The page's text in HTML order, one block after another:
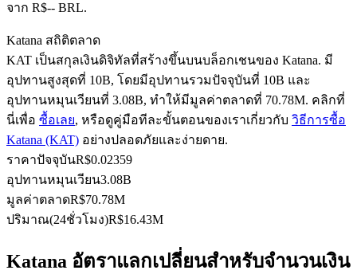
คัดลอกการซื้อขาย
เข้าร่วมกับเทรดเดอร์ชั้นนำ
จาก R$-- BRL.
Katana สถิติตลาด
KAT เป็นสกุลเงินดิจิทัลที่สร้างขึ้นบนบล็อกเชนของ Katana. มี
อุปทานสูงสุดที่ 10B, โดยมีอุปทานรวมปัจจุบันที่ 10B และ
อุปทานหมุนเวียนที่ 3.08B, ทำให้มีมูลค่าตลาดที่ 70.78M. คลิกที่
นี่เพื่อ ซื้อเลย, หรือดูคู่มือทีละขั้นตอนของเราเกี่ยวกับ วิธีการซื้อ
Katana (KAT) อย่างปลอดภัยและง่ายดาย.
ราคาปัจจุบันR$0.02359
อุปทานหมุนเวียน3.08B
มูลค่าตลาดR$70.78M
ปริมาณ(24ชั่วโมง)R$16.43M
Katana อัตราแลกเปลี่ยนสำหรับจำนวนเงิน